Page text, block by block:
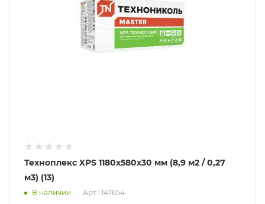
Техноплекс XPS 1180х580х30 мм (8,9 м2 / 0,27
м3) (13)
В наличии Арт.: 147654